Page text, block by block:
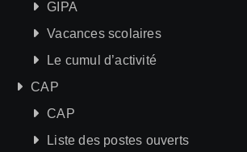
GIPA
Vacances scolaires
Le cumul d’activité
CAP
CAP
Liste des postes ouverts